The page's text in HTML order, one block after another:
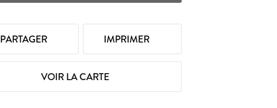
PARTAGER IMPRIMER
VOIR LA CARTE